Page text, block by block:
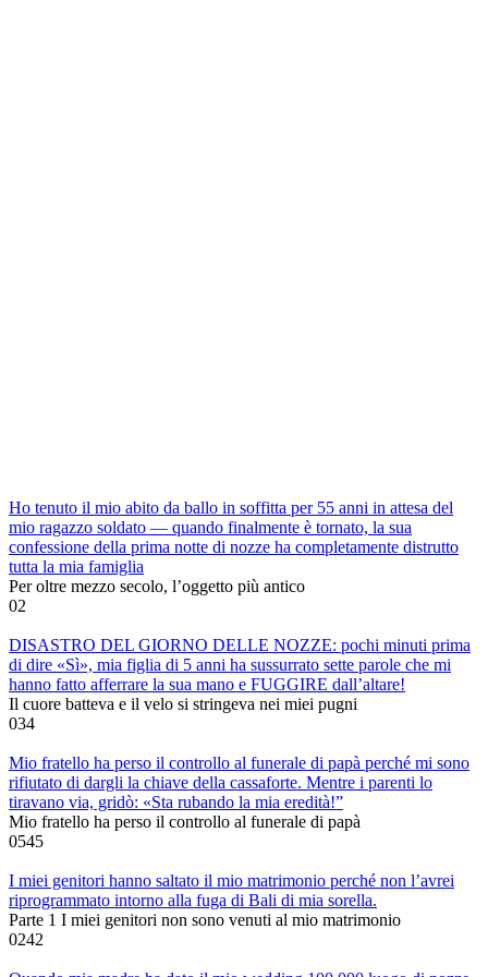
Ho tenuto il mio abito da ballo in soffitta per 55 anni in attesa del
mio ragazzo soldato — quando finalmente è tornato, la sua
confessione della prima notte di nozze ha completamente distrutto
tutta la mia famiglia
Per oltre mezzo secolo, l’oggetto più antico
02
DISASTRO DEL GIORNO DELLE NOZZE: pochi minuti prima
di dire «Sì», mia figlia di 5 anni ha sussurrato sette parole che mi
hanno fatto afferrare la sua mano e FUGGIRE dall’altare!
Il cuore batteva e il velo si stringeva nei miei pugni
034
Mio fratello ha perso il controllo al funerale di papà perché mi sono
rifiutato di dargli la chiave della cassaforte. Mentre i parenti lo
tiravano via, gridò: «Sta rubando la mia eredità!”
Mio fratello ha perso il controllo al funerale di papà
0545
I miei genitori hanno saltato il mio matrimonio perché non l’avrei
riprogrammato intorno alla fuga di Bali di mia sorella.
Parte 1 I miei genitori non sono venuti al mio matrimonio
0242